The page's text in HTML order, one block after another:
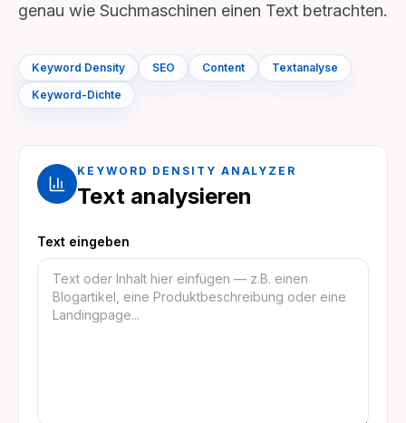
genau wie Suchmaschinen einen Text betrachten.
Keyword Density SEO Content
Textanalyse
Keyword-Dichte
KEYWORD DENSITY ANALYZER
Text analysieren
Text eingeben